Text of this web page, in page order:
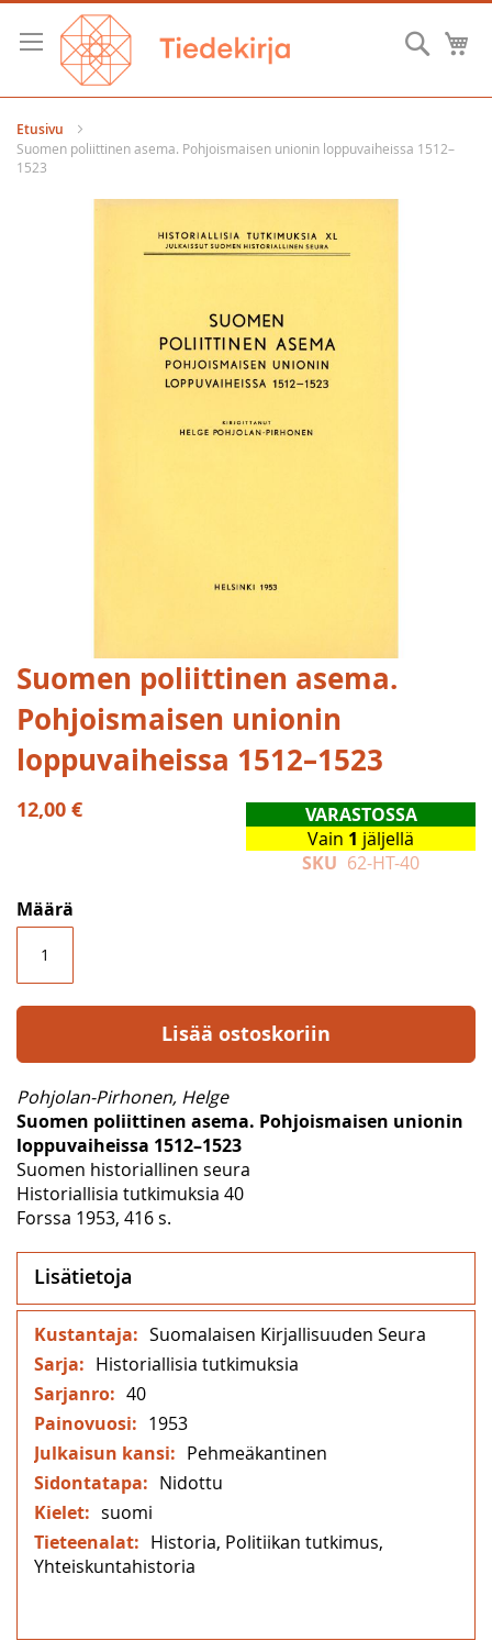
Skip
Content
Hae
Etusivu
Suomen poliittinen asema. Pohjoismaisen unionin loppuvaiheissa 1512–
1523
Skip
to
the
beginning
of
images
Suomen poliittinen asema.
Pohjoismaisen unionin
loppuvaiheissa 1512–1523
12,00 €
VARASTOSSA
Vain 1 jäljellä
SKU 62-HT-40
Määrä
Lisää ostoskoriin
Pohjolan-Pirhonen, Helge
Suomen poliittinen asema. Pohjoismaisen unionin
loppuvaiheissa 1512–1523
Suomen historiallinen seura
Historiallisia tutkimuksia 40
Forssa 1953, 416 s.
Lisätietoja
Lisätietoja
Suomalaisen Kirjallisuuden Seura
Historiallisia tutkimuksia
40
1953
Pehmeäkantinen
Nidottu
suomi
Historia, Politiikan tutkimus,
Yhteiskuntahistoria